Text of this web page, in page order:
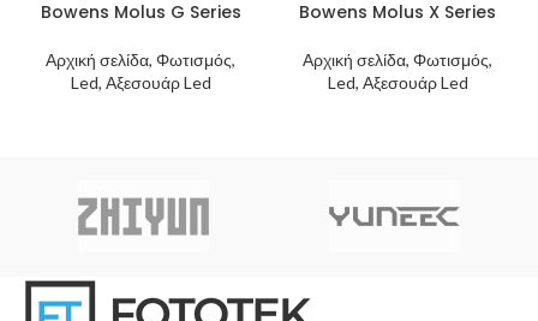
Bowens Molus G Series
Αρχική σελίδα, Φωτισμός,
Led, Αξεσουάρ Led
Bowens Molus X Series
Αρχική σελίδα, Φωτισμός,
Led, Αξεσουάρ Led